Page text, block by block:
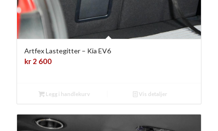
Artfex Lastegitter – Kia EV6
kr2 600
Legg i handlekurv Vis detaljer